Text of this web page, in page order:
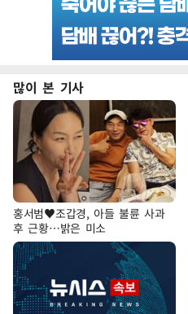
많이 본 기사
홍서범♥조갑경, 아들 불륜 사과
후 근황…밝은 미소